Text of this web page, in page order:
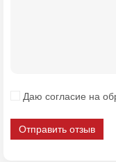
Даю согласие на
Отправить отзыв